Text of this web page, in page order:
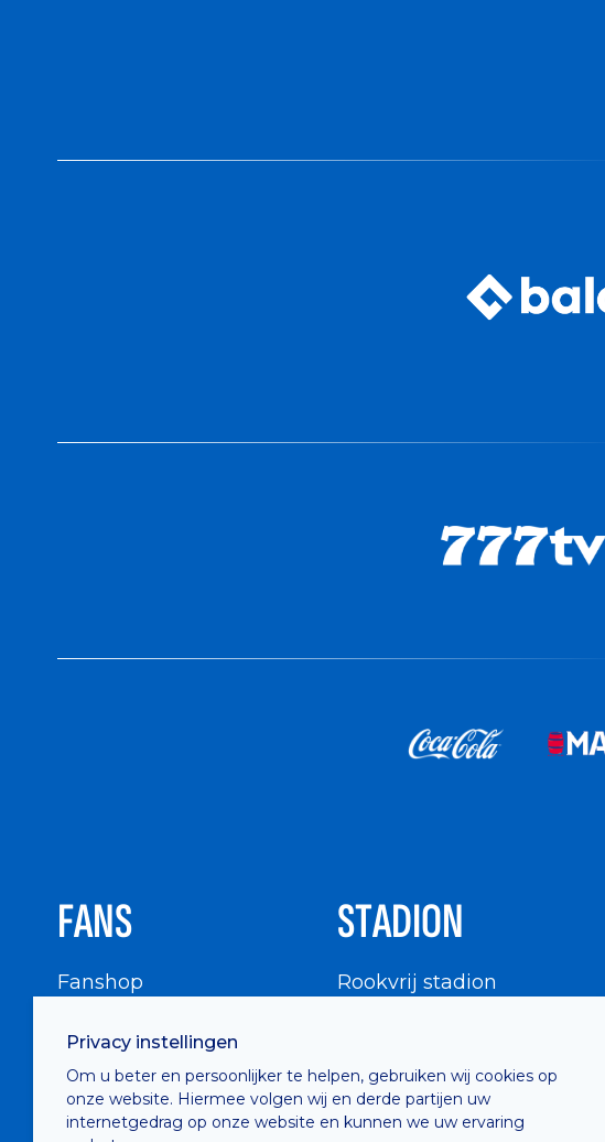
Privacy instellingen
Om u beter en persoonlijker te helpen, gebruiken wij cookies op
onze website. Hiermee volgen wij en derde partijen uw
internetgedrag op onze website en kunnen we uw ervaring
FANS
Fanshop
Supportersraad
Buffalo Kids Club
Supportersfederatie
STADION
Rookvrij stadion